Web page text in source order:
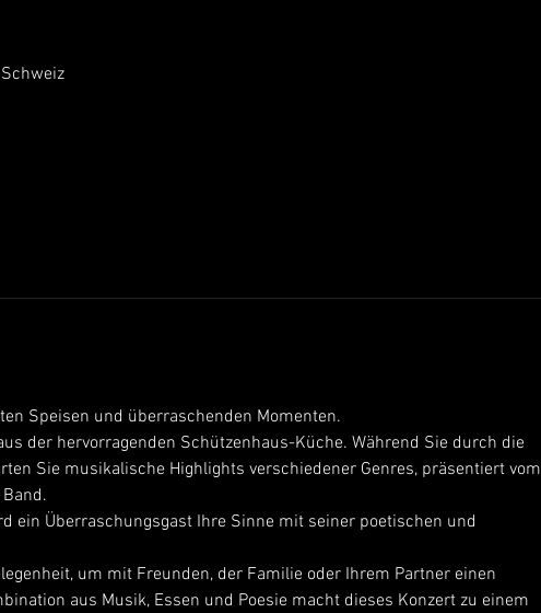
Speisen und überraschenden Momenten.
der hervorragenden Schützenhaus-Küche. Während Sie durch die
Sie musikalische Highlights verschiedener Genres, präsentiert vom
ein Überraschungsgast Ihre Sinne mit seiner poetischen und
um mit Freunden, der Familie oder Ihrem Partner einen
aus Musik, Essen und Poesie macht dieses Konzert zu einem